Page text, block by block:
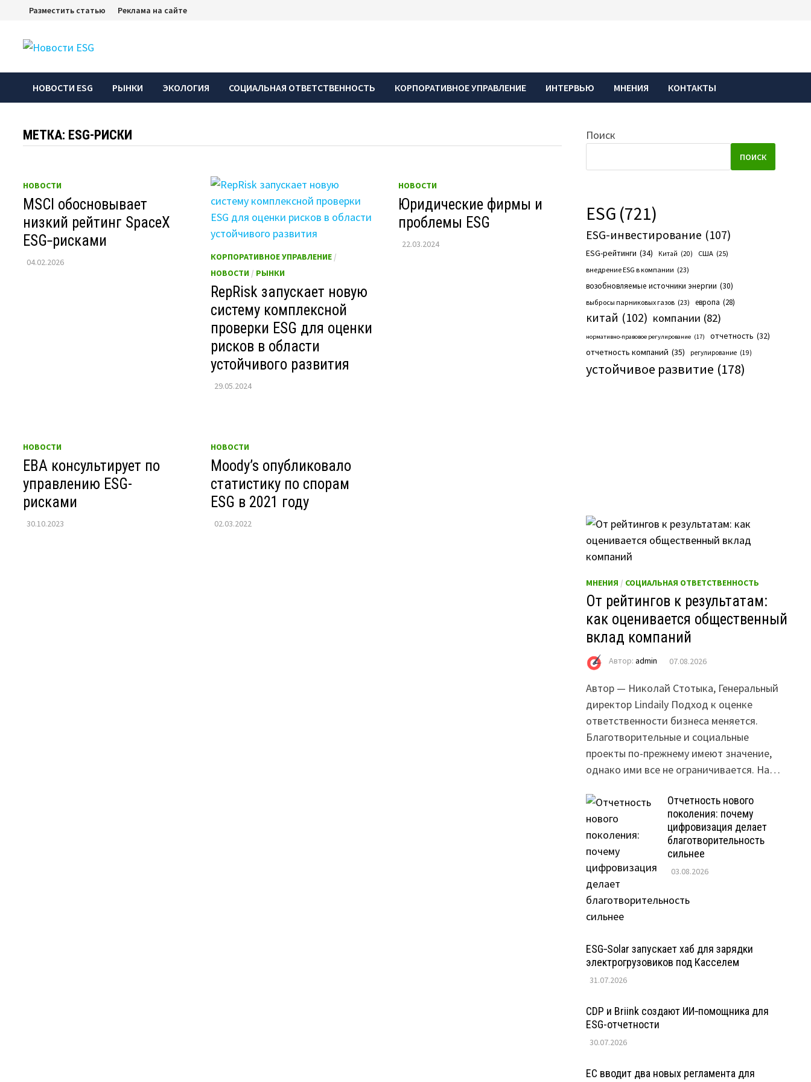
Перейти
содержимому
Разместить статью Реклама на сайте
НОВОСТИ ESG РЫНКИ ЭКОЛОГИЯ СОЦИАЛЬНАЯ ОТВЕТСТВЕННОСТЬ КОРПОРАТИВНОЕ УПРАВЛЕНИЕ ИНТЕРВЬЮ МНЕНИЯ КОНТАКТЫ
МЕТКА: ESG-РИСКИ
НОВОСТИ
MSCI обосновывает
низкий рейтинг SpaceX
ESG‑рисками
04.02.2026 КОРПОРАТИВНОЕ УПРАВЛЕНИЕ /
НОВОСТИ / РЫНКИ
RepRisk запускает новую
систему комплексной
проверки ESG для оценки
рисков в области
устойчивого развития
29.05.2024
НОВОСТИ
Юридические фирмы и
проблемы ESG
22.03.2024
НОВОСТИ
EBA консультирует по
управлению ESG-
рисками
30.10.2023
НОВОСТИ
Moody’s опубликовало
статистику по спорам
ESG в 2021 году
02.03.2022
Поиск
ПОИСК
ESG (721)
ESG-инвестирование (107)
ESG-рейтинги (34) Китай (20) США (25)
внедрение ESG в компании (23)
возобновляемые источники энергии (30)
выбросы парниковых газов (23) европа (28)
китай (102) компании (82)
нормативно-правовое регулирование (17) отчетность (32)
отчетность компаний (35) регулирование (19)
устойчивое развитие (178)
МНЕНИЯ / СОЦИАЛЬНАЯ ОТВЕТСТВЕННОСТЬ
От рейтингов к результатам:
как оценивается общественный
вклад компаний
Автор: admin 07.08.2026
Автор — Николай Стотыка, Генеральный
директор Lindaily Подход к оценке
ответственности бизнеса меняется.
Благотворительные и социальные
проекты по-прежнему имеют значение,
однако ими все не ограничивается. На…
Отчетность нового
поколения: почему
цифровизация делает
благотворительность
сильнее
03.08.2026
ESG‑Solar запускает хаб для зарядки
электрогрузовиков под Касселем
31.07.2026
CDP и Briink создают ИИ‑помощника для
ESG-отчетности
30.07.2026
ЕС вводит два новых регламента для